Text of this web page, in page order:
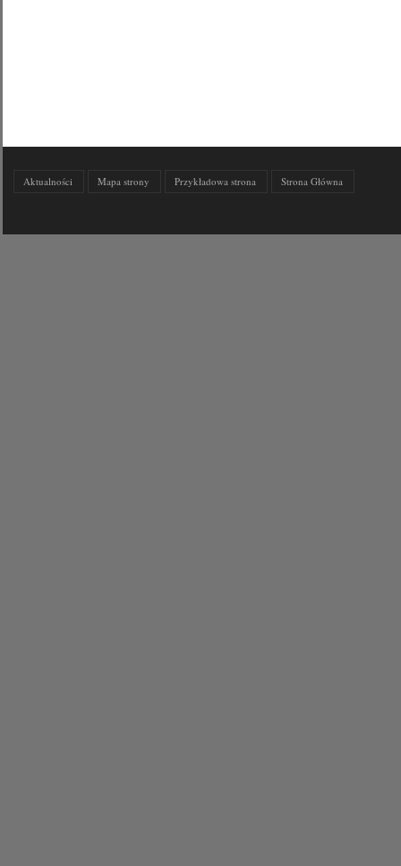
Aktualności Mapa strony Przykładowa strona Strona Główna